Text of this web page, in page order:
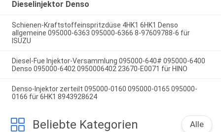
Dieselinjektor Denso
Schienen-Kraftstoffeinspritzdüse 4HK1 6HK1 Denso
allgemeine 095000-6363 095000-6366 8-97609788-6 für
ISUZU
Diesel-Fue Injektor-Versammlung 095000-640# 095000-6400
Denso 095000-6402 0950006402 23670-E0071 für HINO
Denso-Injektor zerteilt 095000-0160 095000-0165 095000-
0166 für 6HK1 8943928624
Beliebte Kategorien Alle